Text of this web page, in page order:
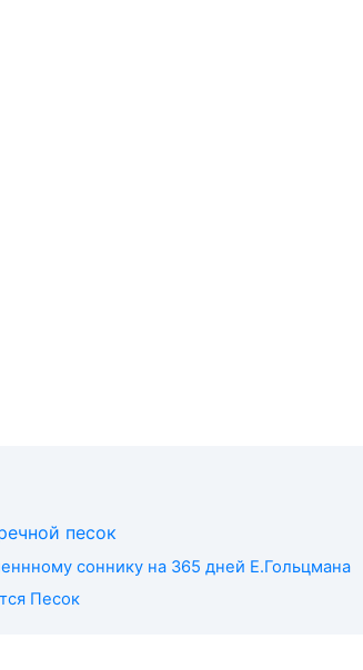
песок
соннику на 365 дней Е.Гольцмана
Песок